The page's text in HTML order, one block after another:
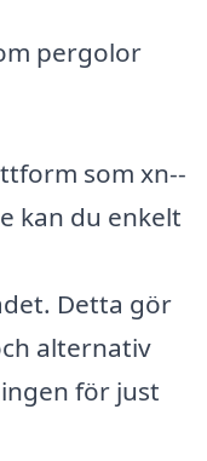
pergolor
som xn--
kan du enkelt
Detta gör
alternativ
för just